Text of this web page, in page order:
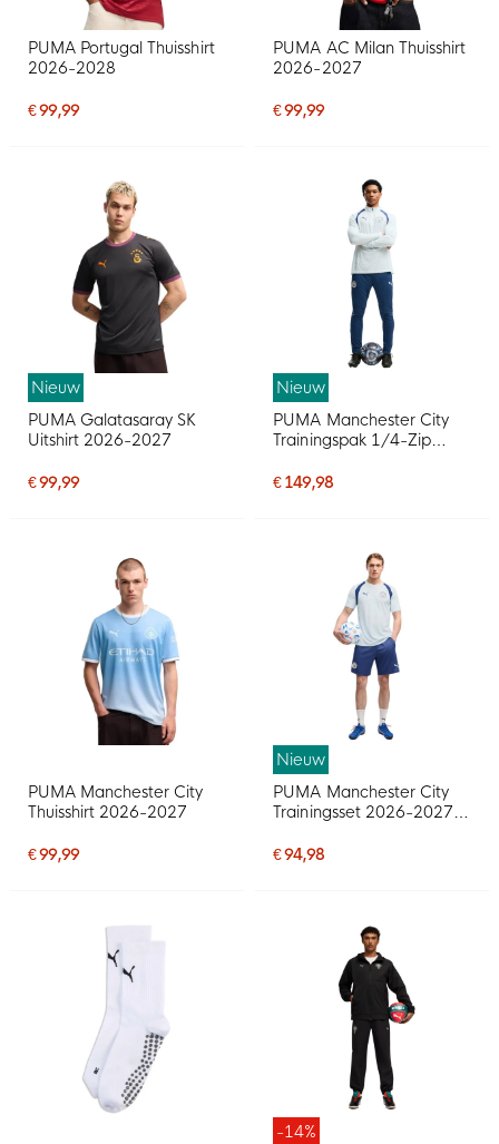
PUMA Portugal Thuisshirt
2026-2028
€ 99,99
PUMA AC Milan Thuisshirt
2026-2027
€ 99,99
Nieuw
PUMA Galatasaray SK
Uitshirt 2026-2027
€ 99,99
Nieuw
PUMA Manchester City
Trainingspak 1/4-Zip
Donkerblauw
€ 149,98
PUMA Manchester City
Thuisshirt 2026-2027
€ 99,99
Nieuw
PUMA Manchester City
Trainingsset 2026-2027
€ 94,98
-14%